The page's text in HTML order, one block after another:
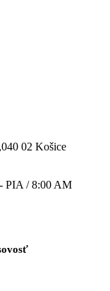
02 Košice
PIA / 8:00 AM